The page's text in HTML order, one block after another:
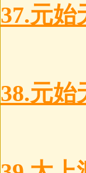
37.元
38.元